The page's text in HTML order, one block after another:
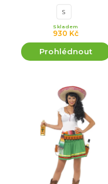
S
930 Kč
Skladem
Prohlédnout